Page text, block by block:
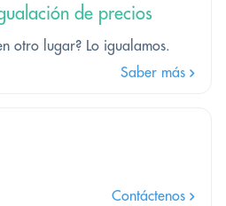
de precios
otro lugar? Lo igualamos.
Saber más
Contáctenos